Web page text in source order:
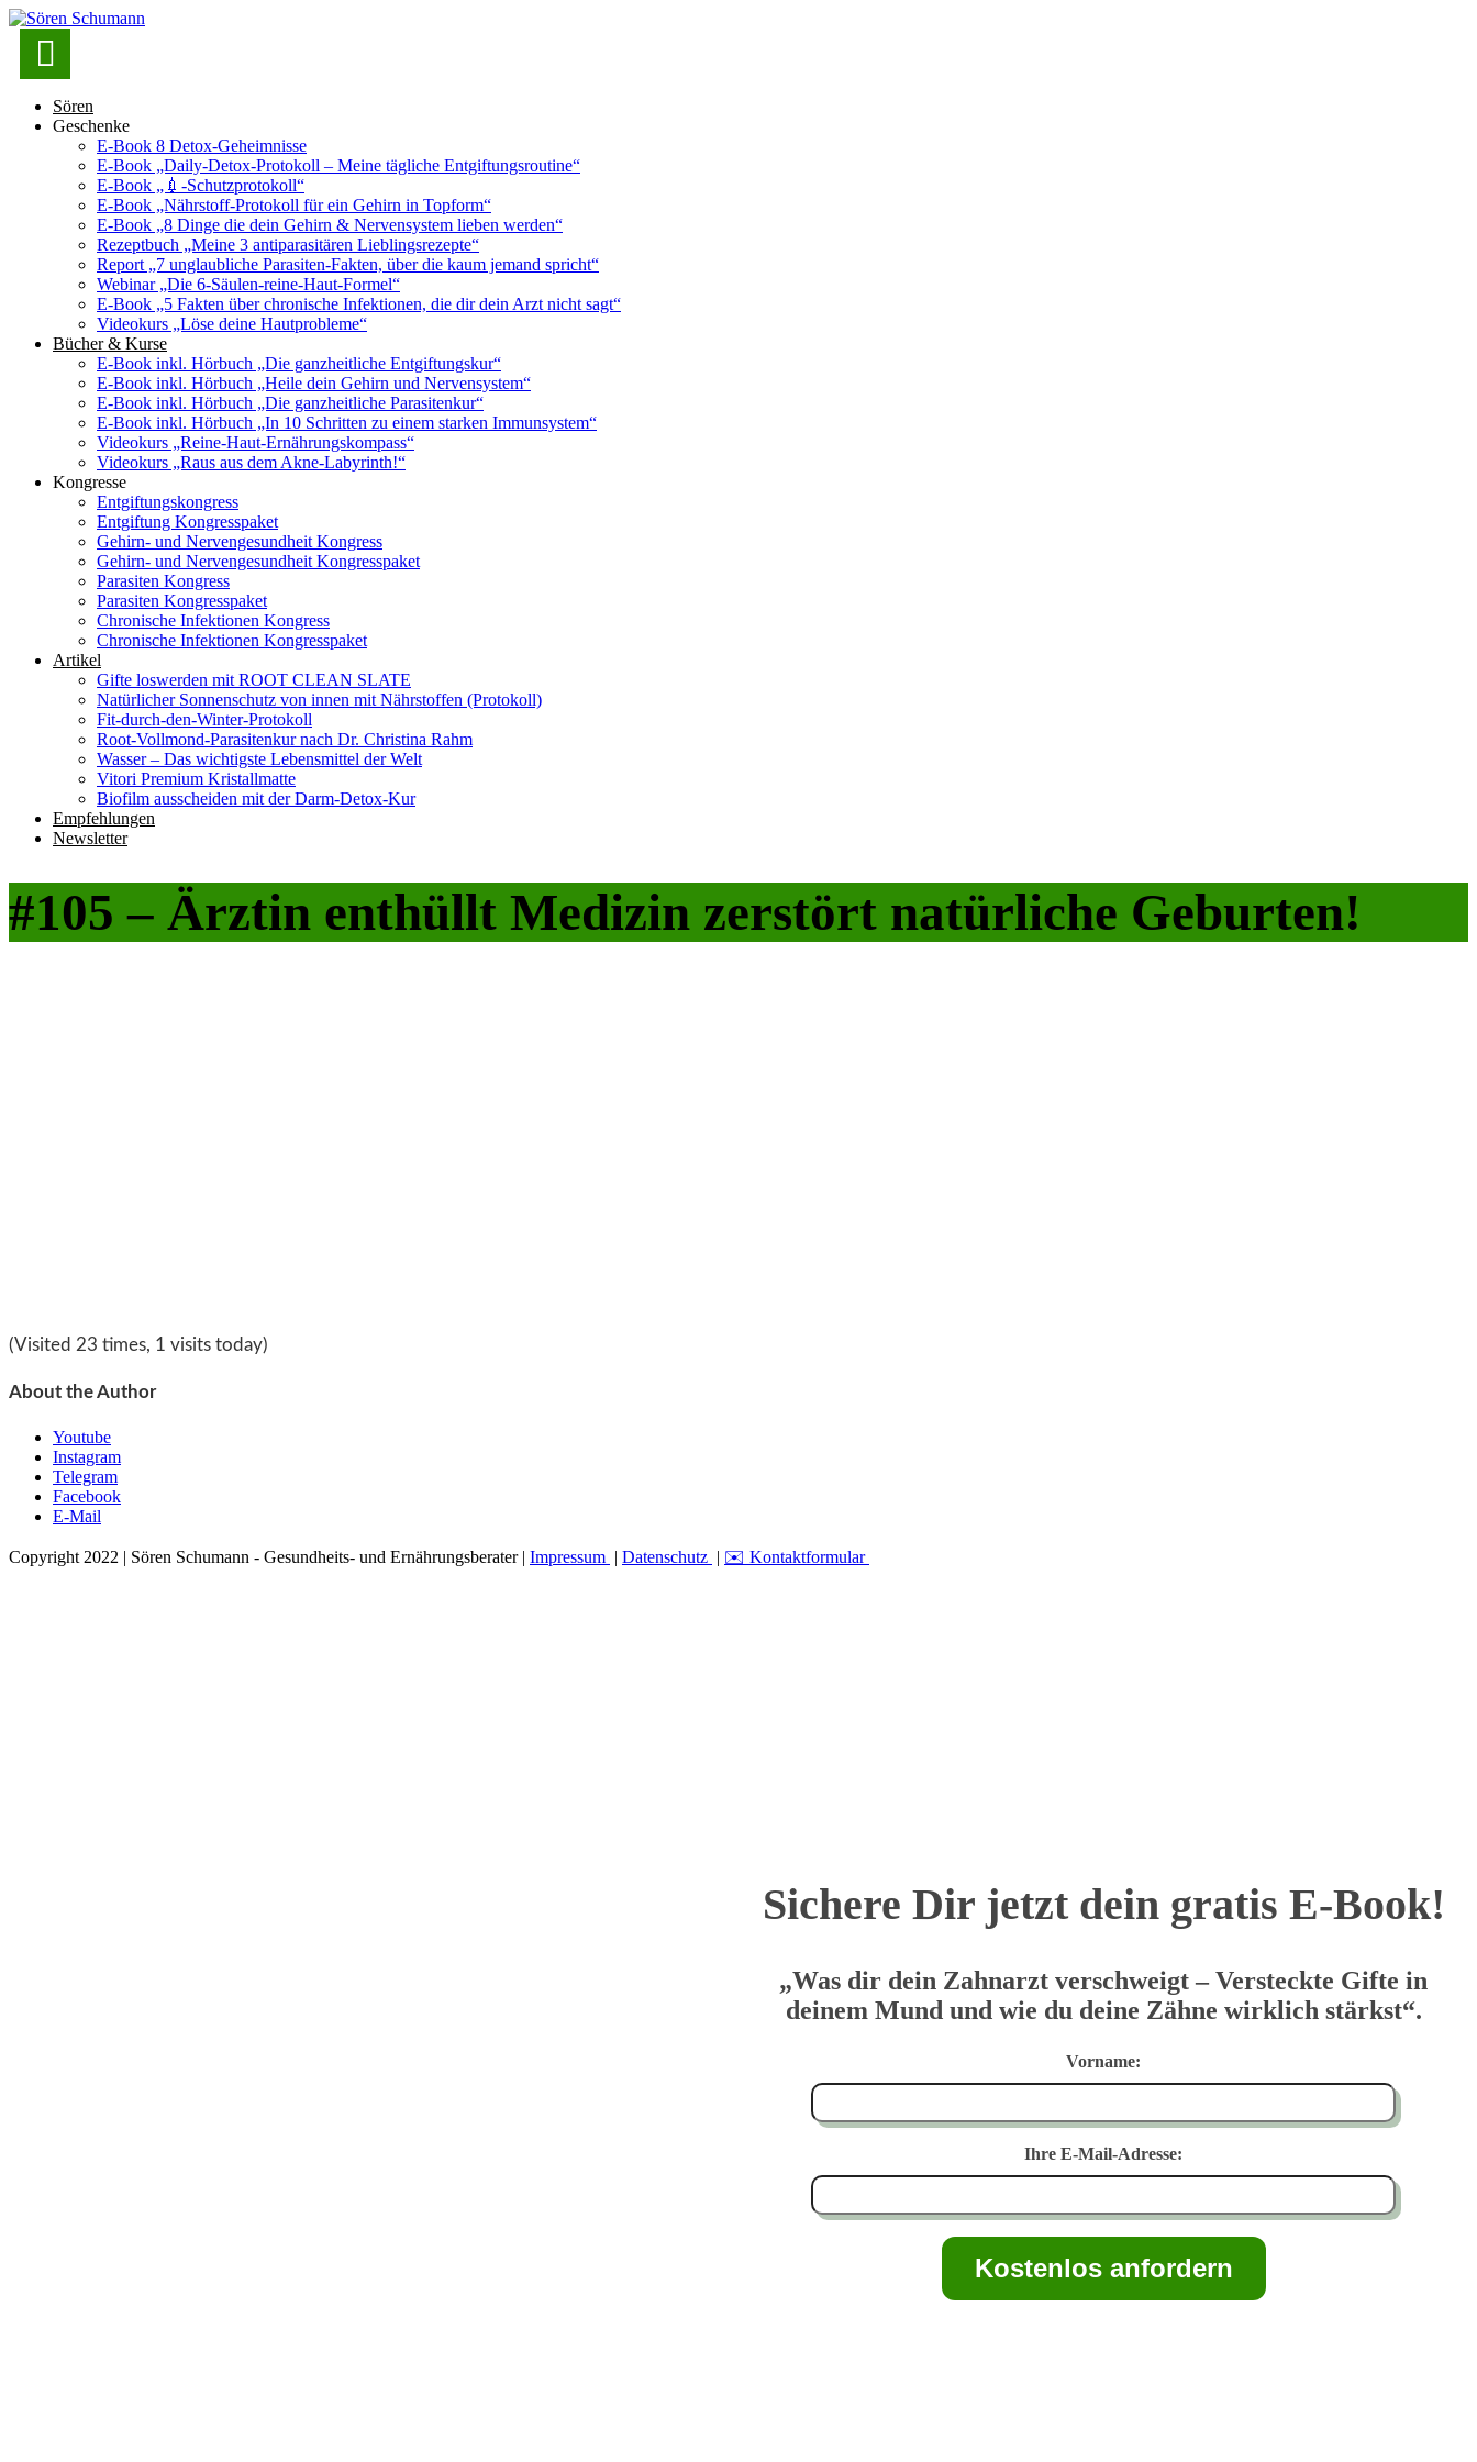

Sören
Geschenke
E-Book 8 Detox-Geheimnisse
E-Book „Daily-Detox-Protokoll – Meine tägliche Entgiftungsroutine“
E-Book „💉-Schutzprotokoll“
E-Book „Nährstoff-Protokoll für ein Gehirn in Topform“
E-Book „8 Dinge die dein Gehirn & Nervensystem lieben werden“
Rezeptbuch „Meine 3 antiparasitären Lieblingsrezepte“
Report „7 unglaubliche Parasiten-Fakten, über die kaum jemand spricht“
Webinar „Die 6-Säulen-reine-Haut-Formel“
E-Book „5 Fakten über chronische Infektionen, die dir dein Arzt nicht sagt“
Videokurs „Löse deine Hautprobleme“
Bücher & Kurse
E-Book inkl. Hörbuch „Die ganzheitliche Entgiftungskur“
E-Book inkl. Hörbuch „Heile dein Gehirn und Nervensystem“
E-Book inkl. Hörbuch „Die ganzheitliche Parasitenkur“
E-Book inkl. Hörbuch „In 10 Schritten zu einem starken Immunsystem“
Videokurs „Reine-Haut-Ernährungskompass“
Videokurs „Raus aus dem Akne-Labyrinth!“
Kongresse
Entgiftungskongress
Entgiftung Kongresspaket
Gehirn- und Nervengesundheit Kongress
Gehirn- und Nervengesundheit Kongresspaket
Parasiten Kongress
Parasiten Kongresspaket
Chronische Infektionen Kongress
Chronische Infektionen Kongresspaket
Artikel
Gifte loswerden mit ROOT CLEAN SLATE
Natürlicher Sonnenschutz von innen mit Nährstoffen (Protokoll)
Fit-durch-den-Winter-Protokoll
Root-Vollmond-Parasitenkur nach Dr. Christina Rahm
Wasser – Das wichtigste Lebensmittel der Welt
Vitori Premium Kristallmatte
Biofilm ausscheiden mit der Darm-Detox-Kur
Empfehlungen
Newsletter
#105 – Ärztin enthüllt Medizin zerstört natürliche Geburten!
(Visited 23 times, 1 visits today)
About the Author
Youtube
Instagram
Telegram
Facebook
E-Mail
Copyright 2022 | Sören Schumann - Gesundheits- und Ernährungsberater | Impressum | Datenschutz | ✉️ Kontaktformular
Sichere Dir jetzt dein gratis E-Book!
„Was dir dein Zahnarzt verschweigt – Versteckte Gifte in
deinem Mund und wie du deine Zähne wirklich stärkst“.
Vorname:
Ihre E-Mail-Adresse: